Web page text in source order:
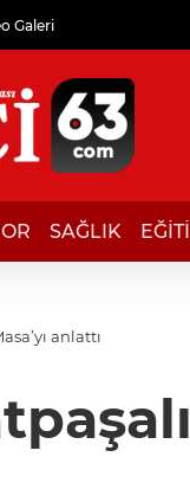
Galeri
SAĞLIK
anlattı